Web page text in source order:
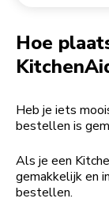
Hoe
Heb je iets
bestellen is
Als je een
gemakkelijk en
bestellen.